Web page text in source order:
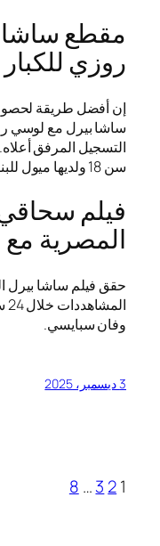
مقطع
روزي
إن أفضل طريقة
ساشا بيرل مع لوسي
التسجيل المرفق
سن 18 ولديها ميول للبنات.
فيلم
المصرية
حقق فيلم ساشا بيرل
وفان سبايسي.
3 ديسمبر، 2025
1
2
3
…
8